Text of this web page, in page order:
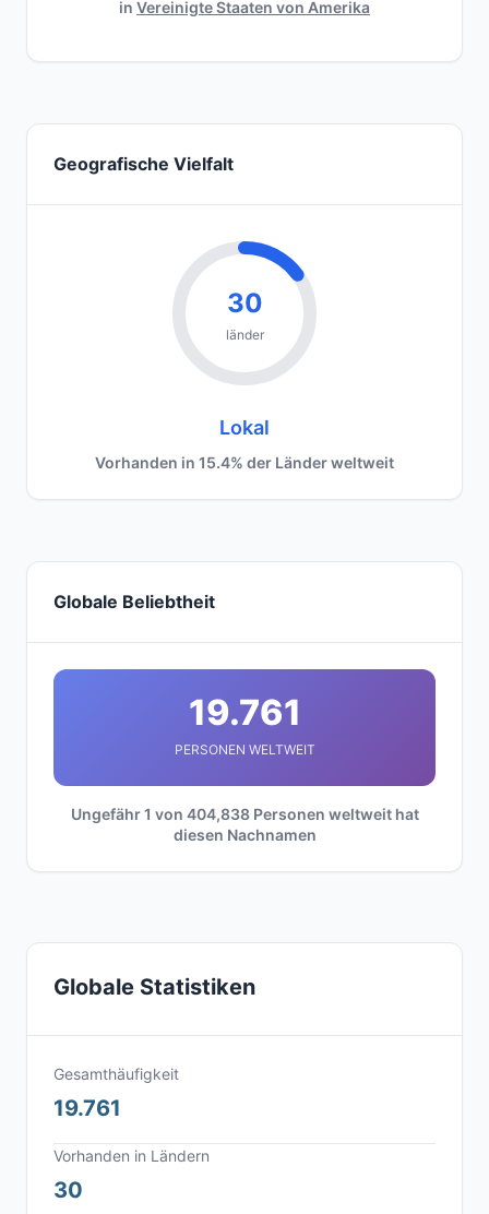
in Vereinigte Staaten von Amerika
Geografische Vielfalt
30
länder
Lokal
Vorhanden in 15.4% der Länder weltweit
Globale Beliebtheit
19.761
PERSONEN WELTWEIT
Ungefähr 1 von 404,838 Personen weltweit hat
diesen Nachnamen
Globale Statistiken
Gesamthäufigkeit
19.761
Vorhanden in Ländern
30